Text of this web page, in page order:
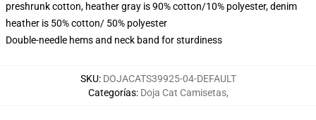
preshrunk cotton, heather gray is 90% cotton/10% polyester, denim
heather is 50% cotton/ 50% polyester
Double-needle hems and neck band for sturdiness
SKU: DOJACATS39925-04-DEFAULT
Categorías: Doja Cat Camisetas,